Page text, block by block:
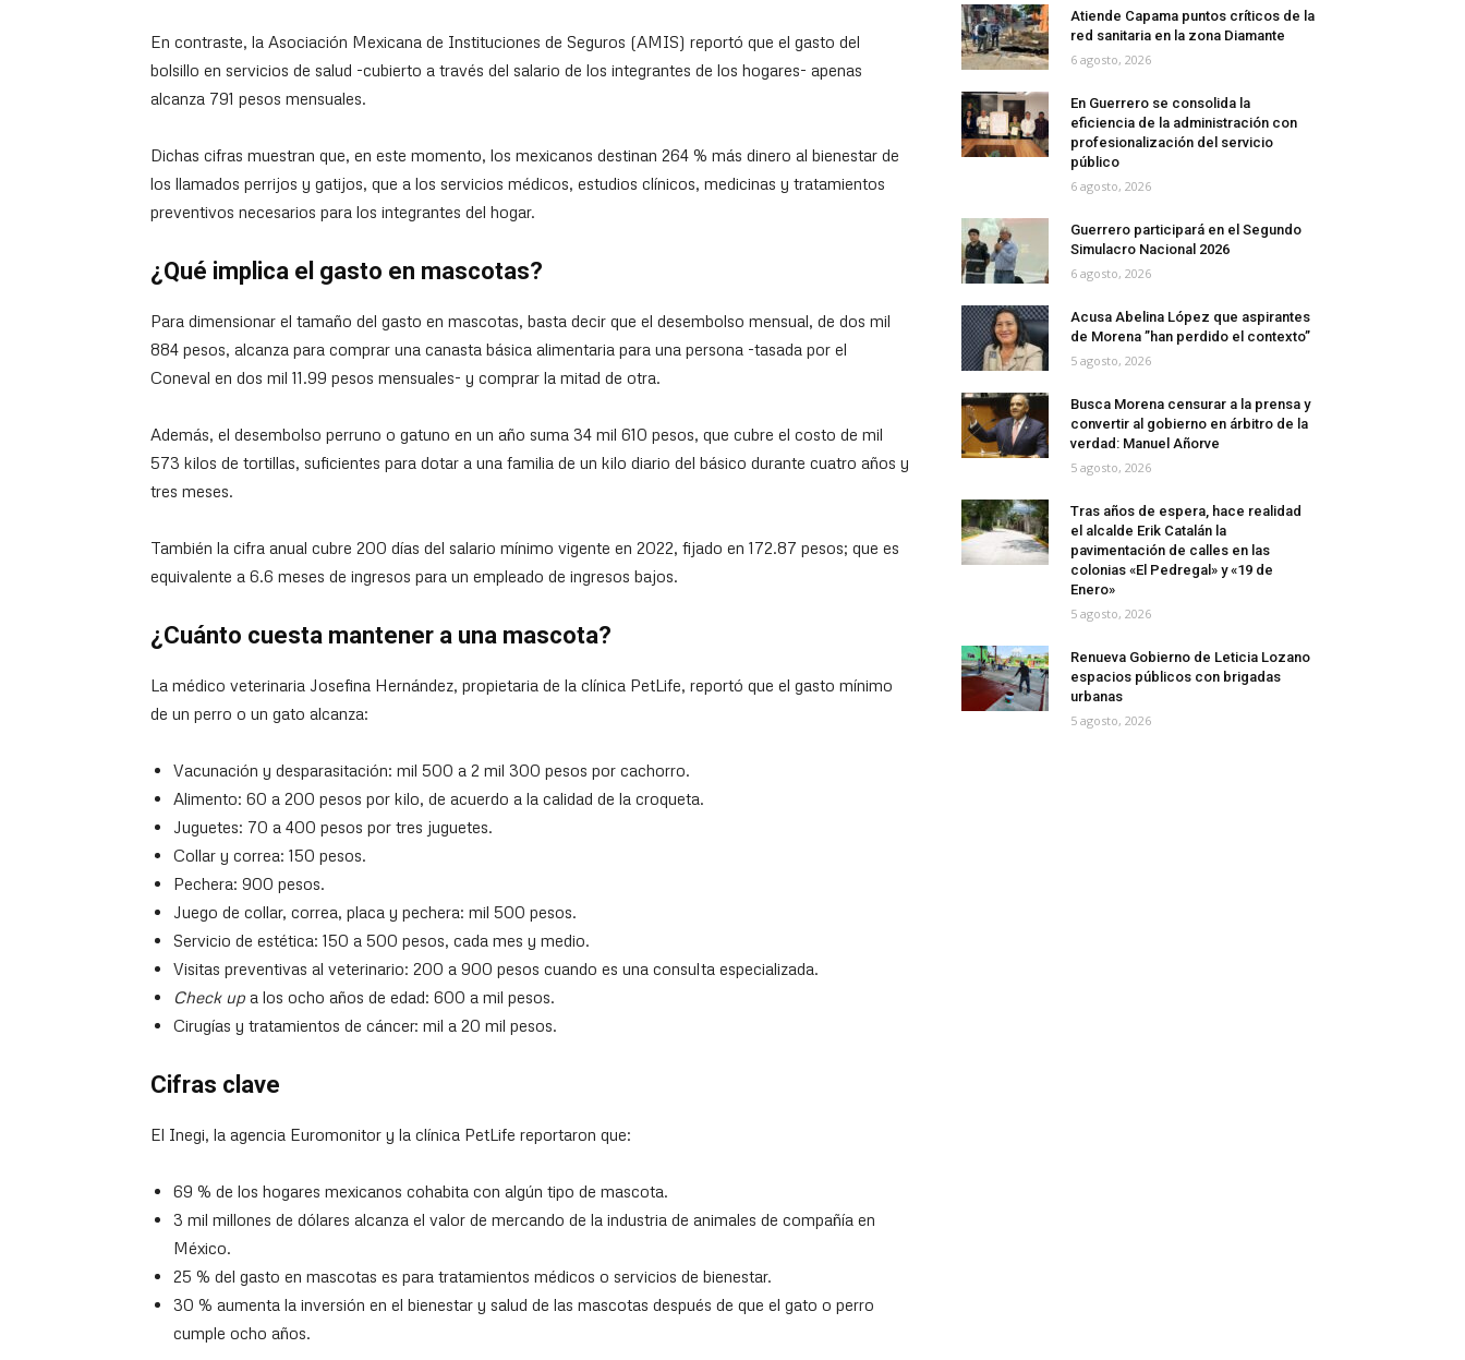
En contraste, la Asociación Mexicana de Instituciones de Seguros (AMIS) reportó que el gasto del
bolsillo en servicios de salud -cubierto a través del salario de los integrantes de los hogares- apenas
alcanza 791 pesos mensuales.
Dichas cifras muestran que, en este momento, los mexicanos destinan 264 % más dinero al bienestar de
los llamados perrijos y gatijos, que a los servicios médicos, estudios clínicos, medicinas y tratamientos
preventivos necesarios para los integrantes del hogar.
¿Qué implica el gasto en mascotas?
Para dimensionar el tamaño del gasto en mascotas, basta decir que el desembolso mensual, de dos mil
884 pesos, alcanza para comprar una canasta básica alimentaria para una persona -tasada por el
Coneval en dos mil 11.99 pesos mensuales- y comprar la mitad de otra.
Además, el desembolso perruno o gatuno en un año suma 34 mil 610 pesos, que cubre el costo de mil
573 kilos de tortillas, suficientes para dotar a una familia de un kilo diario del básico durante cuatro años y
tres meses.
También la cifra anual cubre 200 días del salario mínimo vigente en 2022, fijado en 172.87 pesos; que es
equivalente a 6.6 meses de ingresos para un empleado de ingresos bajos.
¿Cuánto cuesta mantener a una mascota?
La médico veterinaria Josefina Hernández, propietaria de la clínica PetLife, reportó que el gasto mínimo
de un perro o un gato alcanza:
Vacunación y desparasitación: mil 500 a 2 mil 300 pesos por cachorro.
Alimento: 60 a 200 pesos por kilo, de acuerdo a la calidad de la croqueta.
Juguetes: 70 a 400 pesos por tres juguetes.
Collar y correa: 150 pesos.
Pechera: 900 pesos.
Juego de collar, correa, placa y pechera: mil 500 pesos.
Servicio de estética: 150 a 500 pesos, cada mes y medio.
Visitas preventivas al veterinario: 200 a 900 pesos cuando es una consulta especializada.
Check up a los ocho años de edad: 600 a mil pesos.
Cirugías y tratamientos de cáncer: mil a 20 mil pesos.
Cifras clave
El Inegi, la agencia Euromonitor y la clínica PetLife reportaron que:
69 % de los hogares mexicanos cohabita con algún tipo de mascota.
3 mil millones de dólares alcanza el valor de mercando de la industria de animales de compañía en
México.
25 % del gasto en mascotas es para tratamientos médicos o servicios de bienestar.
30 % aumenta la inversión en el bienestar y salud de las mascotas después de que el gato o perro
cumple ocho años.
Atiende Capama puntos críticos de la
red sanitaria en la zona Diamante
6 agosto, 2026
En Guerrero se consolida la
eficiencia de la administración con
profesionalización del servicio
público
6 agosto, 2026
Guerrero participará en el Segundo
Simulacro Nacional 2026
6 agosto, 2026
Acusa Abelina López que aspirantes
de Morena ”han perdido el contexto”
5 agosto, 2026
Busca Morena censurar a la prensa y
convertir al gobierno en árbitro de la
verdad: Manuel Añorve
5 agosto, 2026
Tras años de espera, hace realidad
el alcalde Erik Catalán la
pavimentación de calles en las
colonias «El Pedregal» y «19 de
Enero»
5 agosto, 2026
Renueva Gobierno de Leticia Lozano
espacios públicos con brigadas
urbanas
5 agosto, 2026